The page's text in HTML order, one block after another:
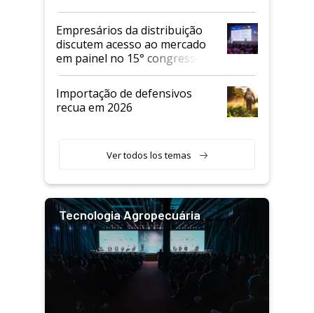
Empresários da distribuição
discutem acesso ao mercado
em painel no 15° congresso
Andav
Importação de defensivos
recua em 2026
Ver todos los temas
Tecnologia Agropecuária